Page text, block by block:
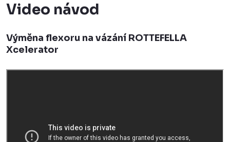
Video návod
Výměna flexoru na vázání ROTTEFELLA
Xcelerator